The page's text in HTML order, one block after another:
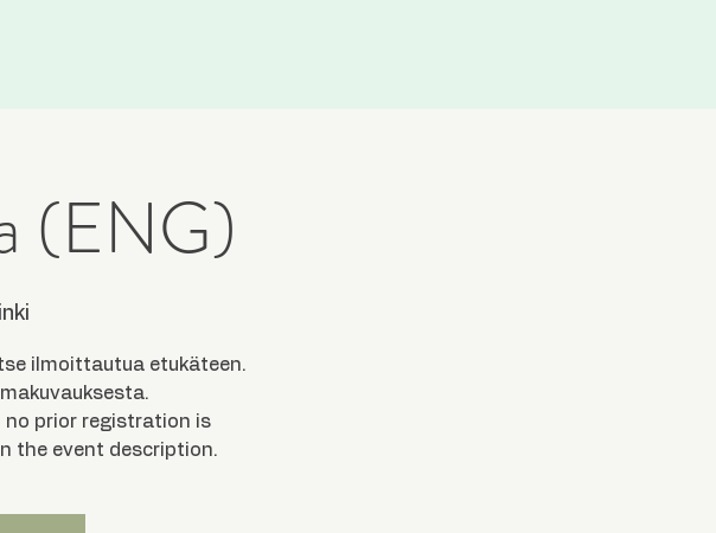
(ENG)
ilmoittautua etukäteen.
no prior registration is
the event description.